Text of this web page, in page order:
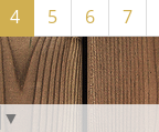
4 5 6 7
▼